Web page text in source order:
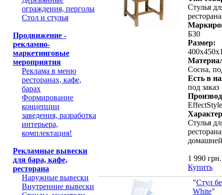
ограждения, перголы
Стол и стулья
Продвижение -
рекламно-
маркетинговые
мероприятия
Реклама в меню
ресторанах, кафе,
барах
Формирование
концепции
заведения, разработка
интерьера,
комплектация!
Рекламные вывески
для бара, кафе,
ресторана
Наружные вывески
Внутренние вывески
Стулья
ресторана
Б30
Размер:
Сосна,
Есть в
под заказ
EffectStyle
Стулья
ресторана
1 990 грн.
Купить
"Стул
White"